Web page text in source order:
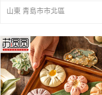
山東 青島市市北區